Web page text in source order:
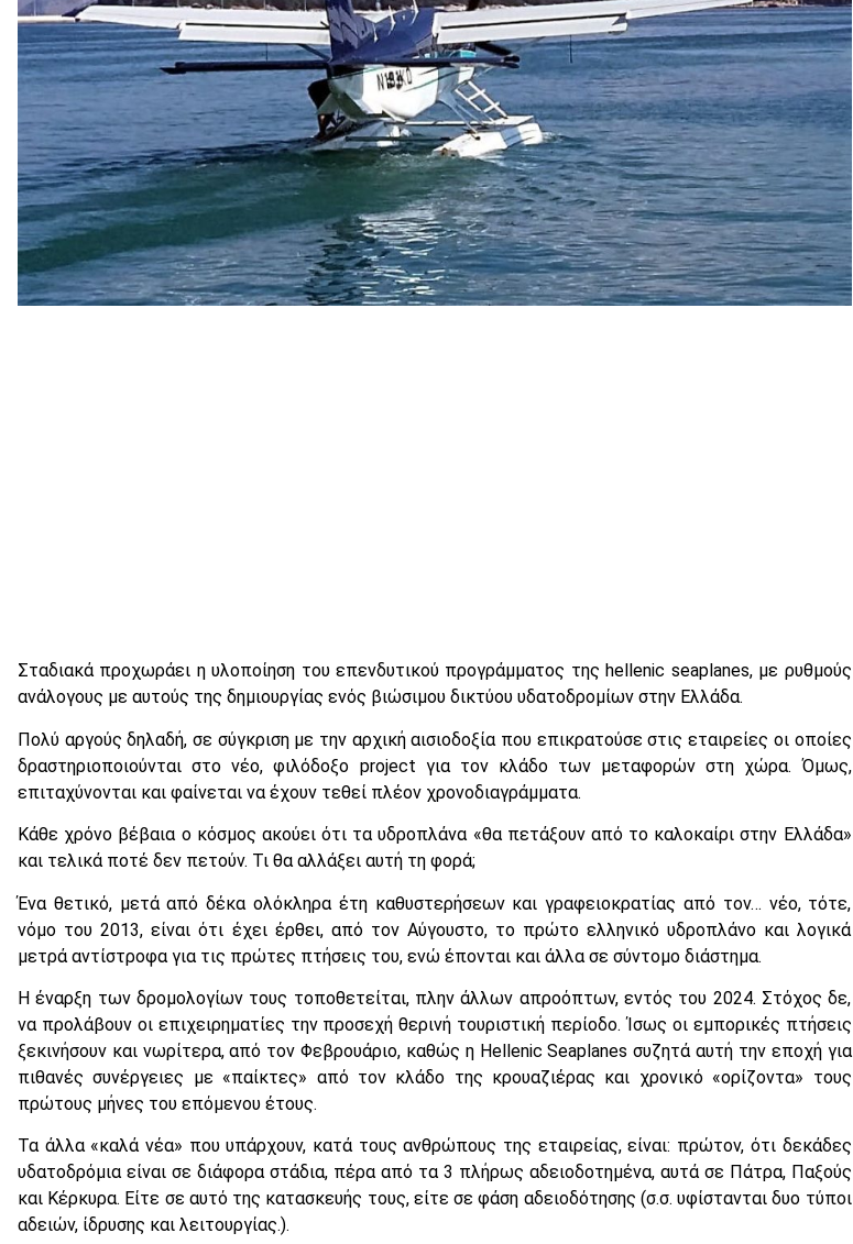
Σταδιακά προχωράει η υλοποίηση του επενδυτικού προγράμματος της hellenic seaplanes, με ρυθμούς
ανάλογους με αυτούς της δημιουργίας ενός βιώσιμου δικτύου υδατοδρομίων στην Ελλάδα.
Πολύ αργούς δηλαδή, σε σύγκριση με την αρχική αισιοδοξία που επικρατούσε στις εταιρείες οι οποίες
δραστηριοποιούνται στο νέο, φιλόδοξο project για τον κλάδο των μεταφορών στη χώρα. Όμως,
επιταχύνονται και φαίνεται να έχουν τεθεί πλέον χρονοδιαγράμματα.
Κάθε χρόνο βέβαια ο κόσμος ακούει ότι τα υδροπλάνα «θα πετάξουν από το καλοκαίρι στην Ελλάδα»
και τελικά ποτέ δεν πετούν. Τι θα αλλάξει αυτή τη φορά;
Ένα θετικό, μετά από δέκα ολόκληρα έτη καθυστερήσεων και γραφειοκρατίας από τον… νέο, τότε,
νόμο του 2013, είναι ότι έχει έρθει, από τον Αύγουστο, το πρώτο ελληνικό υδροπλάνο και λογικά
μετρά αντίστροφα για τις πρώτες πτήσεις του, ενώ έπονται και άλλα σε σύντομο διάστημα.
Η έναρξη των δρομολογίων τους τοποθετείται, πλην άλλων απροόπτων, εντός του 2024. Στόχος δε,
να προλάβουν οι επιχειρηματίες την προσεχή θερινή τουριστική περίοδο. Ίσως οι εμπορικές πτήσεις
ξεκινήσουν και νωρίτερα, από τον Φεβρουάριο, καθώς η Hellenic Seaplanes συζητά αυτή την εποχή για
πιθανές συνέργειες με «παίκτες» από τον κλάδο της κρουαζιέρας και χρονικό «ορίζοντα» τους
πρώτους μήνες του επόμενου έτους.
Τα άλλα «καλά νέα» που υπάρχουν, κατά τους ανθρώπους της εταιρείας, είναι: πρώτον, ότι δεκάδες
υδατοδρόμια είναι σε διάφορα στάδια, πέρα από τα 3 πλήρως αδειοδοτημένα, αυτά σε Πάτρα, Παξούς
και Κέρκυρα. Είτε σε αυτό της κατασκευής τους, είτε σε φάση αδειοδότησης (σ.σ. υφίστανται δυο τύποι
αδειών, ίδρυσης και λειτουργίας.).